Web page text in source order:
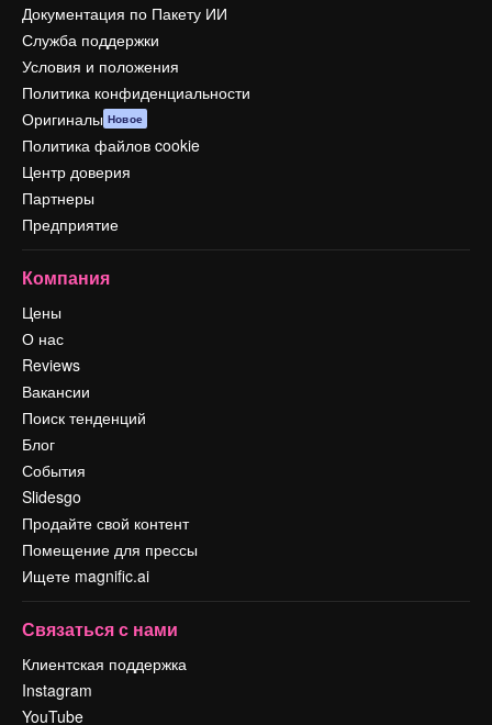
Документация по Пакету ИИ
Служба поддержки
Условия и положения
Политика конфиденциальности
Оригиналы Новое
Политика файлов cookie
Центр доверия
Партнеры
Предприятие
Компания
Цены
О нас
Reviews
Вакансии
Поиск тенденций
Блог
События
Slidesgo
Продайте свой контент
Помещение для прессы
Ищете magnific.ai
Связаться с нами
Клиентская поддержка
Instagram
YouTube